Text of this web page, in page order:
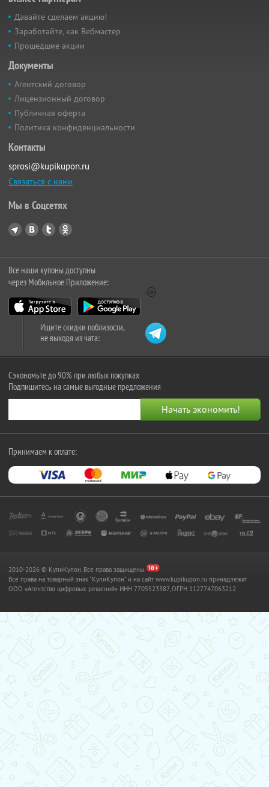
Давайте сделаем акцию!
Заработайте, как Вебмастер
Прошедшие акции
Документы
Агентский договор
Лицензионный договор
Публичная оферта
Политика конфиденциальности
Контакты
sprosi@kupikupon.ru
Связаться с нами
Мы в Соцсетях
Все наши купоны доступны
через Мобильное Приложение:
Ищите скидки поблизости,
не выходя из чата:
Сэкономьте до 90% при любых покупках
Подпишитесь на самые выгодные предложения
Принимаем к оплате:
2010-2026 © КупиКупон. Все права защищены.
Все права на товарный знак "КупиКупон" и на сайт www.kupikupon.ru принадлежат
OOO «Агентство цифровых решений» ИНН 7705523387, ОГРН 1127747063212